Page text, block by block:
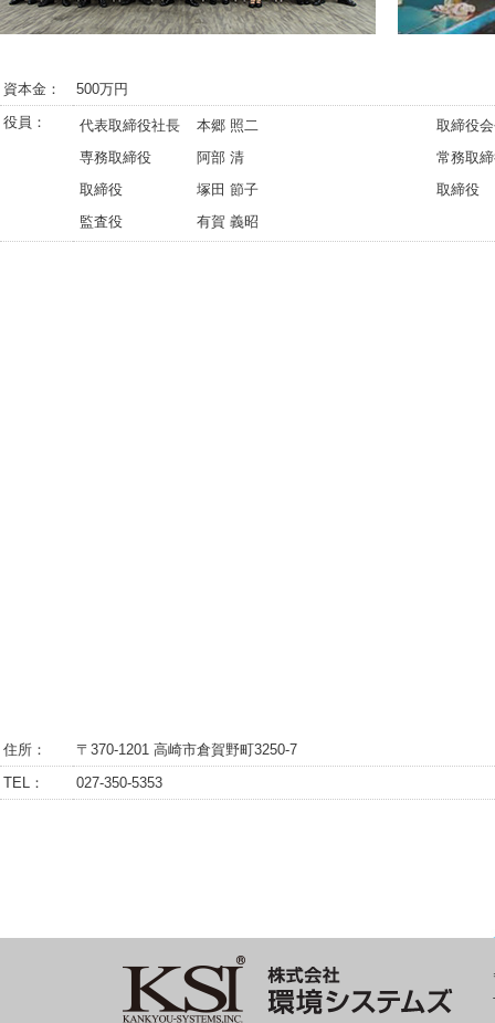
資本金：
500万円
役員：
代表取締役社長 本郷 照二
取締役
専務取締役
阿部 清
常務取
取締役
塚田 節子
取締役
監査役
有賀 義昭
住所：
〒370-1201 高崎市倉賀野町3250-7
TEL：
027-350-5353